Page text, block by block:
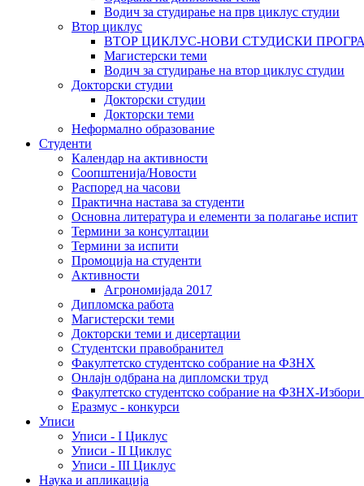
Водич за студирање на прв циклус студии
Втор циклус
ВТОР ЦИКЛУС-НОВИ СТУДИСКИ
Магистерски теми
Водич за студирање на втор циклус студии
Докторски студии
Докторски студии
Докторски теми
Неформално образование
Студенти
Календар на активности
Соопштенија/Новости
Распоред на часови
Практична настава за студенти
Основна литература и елементи за полагање испит
Термини за консултации
Термини за испити
Промоција на студенти
Активности
Агрономијада 2017
Дипломска работа
Магистерски теми
Докторски теми и дисертации
Студентски правобранител
Факултетско студентско собрание на ФЗНХ
Онлајн одбрана на дипломски труд
Факултетско студентско собрание на ФЗНХ-
Еразмус - конкурси
Уписи
Уписи - I Циклус
Уписи - II Циклус
Уписи - III Циклус
Наука и апликација